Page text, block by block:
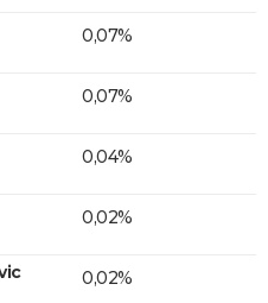
0,07%
0,07%
0,04%
0,02%
0,02%